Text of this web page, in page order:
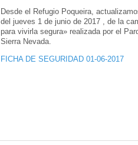
Desde el Refugio Poqueira,
del jueves 1 de junio de 2017 , de la
para vivirla segura» realizada por el
Sierra Nevada.
FICHA DE SEGURIDAD 01-06-2017